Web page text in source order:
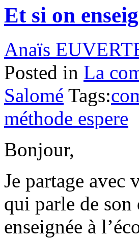
Et si on
Anaïs
Posted in La
Salomé Tags:
méthode espere
Bonjour,
Je partage avec
qui parle de
enseignée à